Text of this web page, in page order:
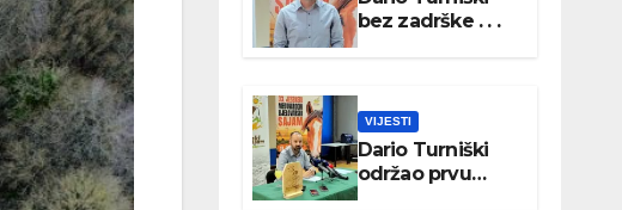
bez zadrške . . .
VIJESTI
Dario Turniški
održao prvu
konferenciju za